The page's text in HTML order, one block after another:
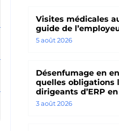
Visites médicales
guide de
5 août 2026
Désenfumage en
quelles obligations
dirigeants d’ERP
3 août 2026